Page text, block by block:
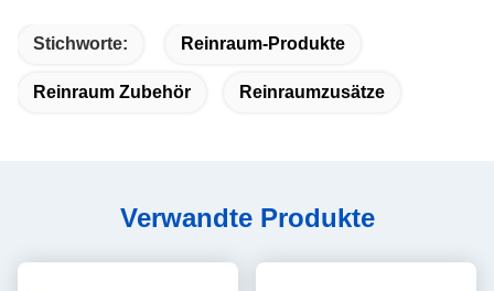
Stichworte: Reinraum-Produkte
Reinraum Zubehör Reinraumzusätze
Verwandte Produkte